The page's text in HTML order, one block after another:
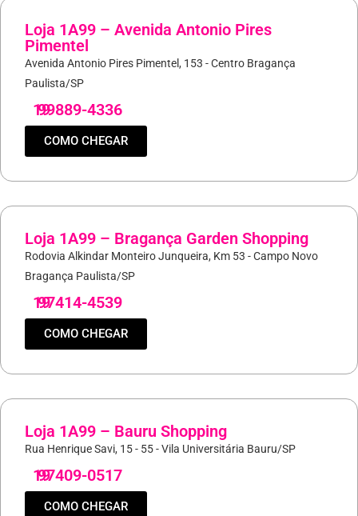
Loja 1A99 – Avenida Antonio Pires
Pimentel
Avenida Antonio Pires Pimentel, 153 - Centro Bragança
Paulista/SP
19
99889-4336
COMO CHEGAR
Loja 1A99 – Bragança Garden Shopping
Rodovia Alkindar Monteiro Junqueira, Km 53 - Campo Novo
Bragança Paulista/SP
19
97414-4539
COMO CHEGAR
Loja 1A99 – Bauru Shopping
Rua Henrique Savi, 15 - 55 - Vila Universitária Bauru/SP
19
97409-0517
COMO CHEGAR